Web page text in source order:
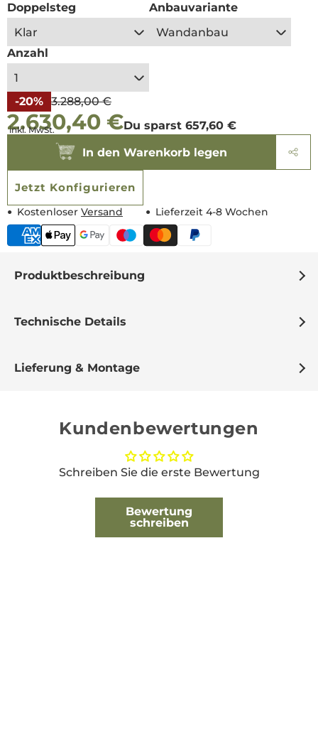
Produktbeschreibung
Technische Details
Lieferung & Montage
Doppelsteg Anbauvariante
Anzahl
Sonderpreis
-20% 3.288,00 €
2.630,40 €Du sparst 657,60 €
Normaler
Preis
inkl. MwSt.
In den Warenkorb legen
Jetzt Konfigurieren
Kostenloser Versand Lieferzeit 4-8 Wochen
Kundenbewertungen
Schreiben Sie die erste Bewertung
Bewertung
schreiben